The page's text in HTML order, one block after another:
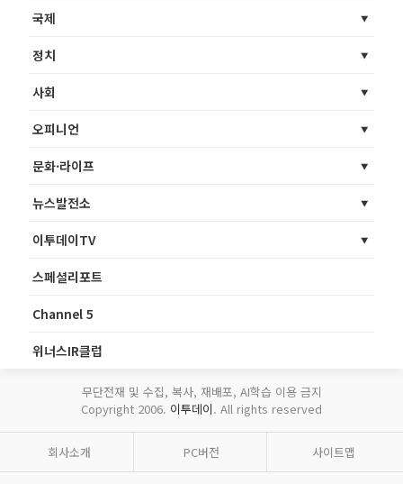
국제
정치
사회
오피니언
문화·라이프
뉴스발전소
이투데이TV
스페셜리포트
Channel 5
위너스IR클럽
무단전재 및 수집, 복사, 재배포, AI학습 이용 금지
Copyright 2006. 이투데이. All rights reserved
회사소개 PC버전 사이트맵